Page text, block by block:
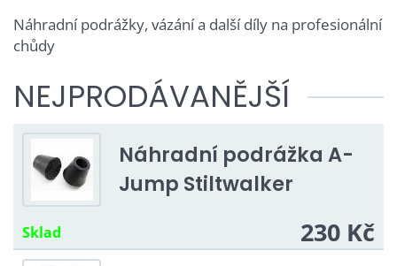
Náhradní podrážky, vázání a další díly na profesionální
chůdy
NEJPRODÁVANĚJŠÍ
Náhradní podrážka A-
Jump Stiltwalker
Sklad 230 Kč